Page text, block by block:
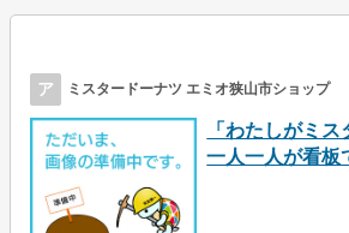
ア ミスタードーナツ エミオ狭山市ショップ
「わたしがミス
一人一人が看板